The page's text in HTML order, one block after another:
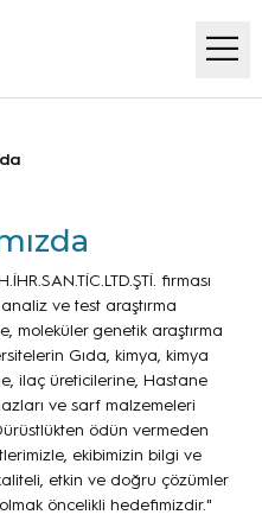
firması
ve test araştırma
moleküler genetik araştırma
Gıda, kimya, kimya
ilaç üreticilerine, Hastane
ve sarf malzemeleri
ödün vermeden
ekibimizin bilgi ve
etkin ve doğru çözümler
öncelikli hedefimizdir."